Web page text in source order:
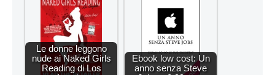
Le donne leggono
nude ai Naked Girls
Reading di Los
Ebook low cost: Un
anno senza Steve